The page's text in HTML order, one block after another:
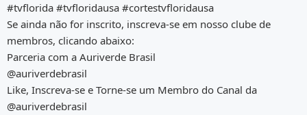
#tvflorida #tvfloridausa #cortestvfloridausa
Se ainda não for inscrito, inscreva-se em nosso clube de
membros, clicando abaixo:
Parceria com a Auriverde Brasil
@auriverdebrasil
Like, Inscreva-se e Torne-se um Membro do Canal da
@auriverdebrasil